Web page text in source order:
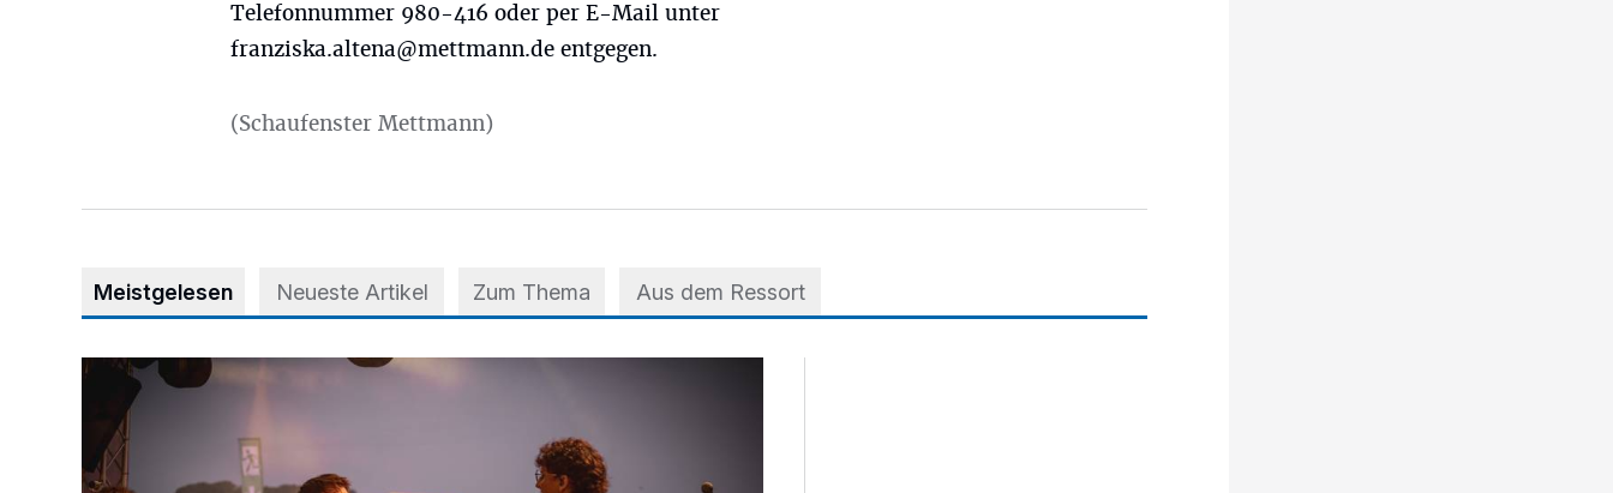
Telefonnummer 980-416 oder per E-Mail unter
franziska.altena@mettmann.de entgegen.
(Schaufenster Mettmann)
Meistgelesen Neueste Artikel Zum Thema Aus dem Ressort
Mehr als nur ein Festival